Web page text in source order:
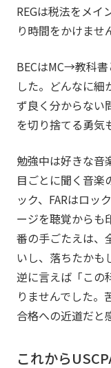
REGは税法をメイ
り時間をかけませ
BECはMC→教科
した。どんなに細
ず良く分からない
を切り捨てる勇気
勉強中は好きな音
目ごとに聞く音楽
ック、FARはロッ
ージを聴覚からも
番の手ごたえは、
いし、落ちたかも
逆に言えば「この
りませんでした。
合格への近道だと
これから